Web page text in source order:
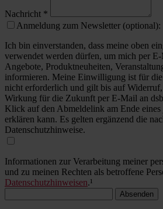
Nachricht *
Anmeldung zum Newsletter (optional):
Ich bin einverstanden, dass meine oben
verwendet werden dürfen, um mich per
Angebote, Produktneuheiten,
informieren. Meine Einwilligung ist für
nicht erforderlich und gilt bis auf
Wirkung für die Zukunft per E-Mail an
Klick auf den Abmeldelink am Ende eines
erklären kann. Es gelten ergänzend die
Datenschutzhinweise.
Informationen zur Verarbeitung meiner
und zu meinen Rechten als betroffene
Datenschutzhinweisen.¹
Absenden